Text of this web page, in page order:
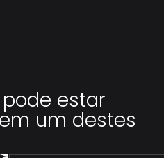
estar
um destes